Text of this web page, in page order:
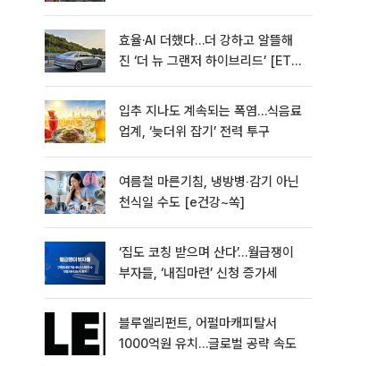
효율·AI 더했다…더 강하고 알뜰해
진 ‘더 뉴 그랜저 하이브리드’ [ET의
입추 지나도 계속되는 폭염…식음료
업계, ‘늦더위 잡기’ 전력 투구
여름철 마른기침, 냉방병‧감기 아닌
천식일 수도 [e건강~쏙]
‘집도 코칭 받으며 산다’…월급쟁이
부자들, ‘내집마련’ 신청 증가세
블루엘리펀트, 어펄마캐피탈서
1000억원 유치…글로벌 공략 속도